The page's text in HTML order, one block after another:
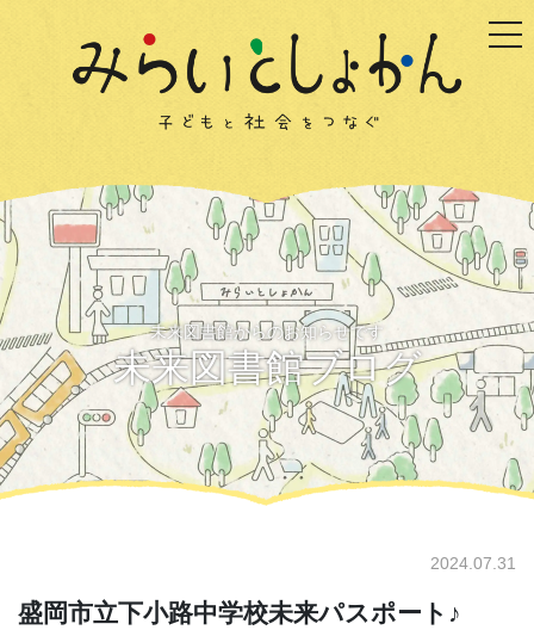
未来図書館からのお知らせです
未来図書館ブログ
2024.07.31
盛岡市立下小路中学校未来パスポート♪